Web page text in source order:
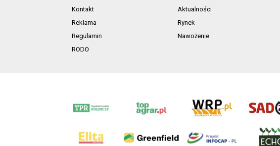
Kontakt
Reklama
Regulamin
RODO
Aktualności
Rynek
Nawożenie